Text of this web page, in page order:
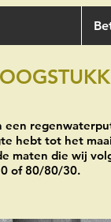
hebt tot het
maten die wij
of 80/80/30.